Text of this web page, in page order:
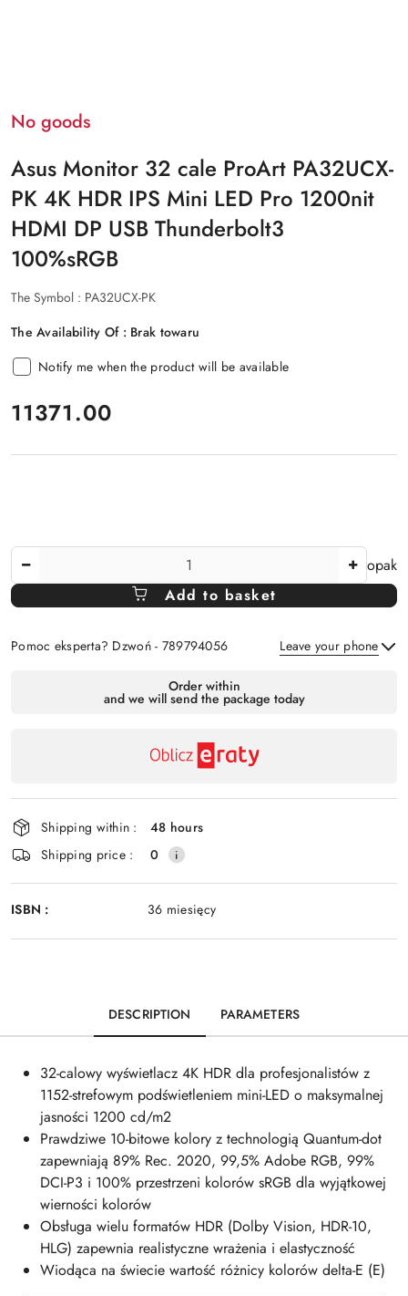
No goods
Asus Monitor 32 cale ProArt PA32UCX-
PK 4K HDR IPS Mini LED Pro 1200nit
HDMI DP USB Thunderbolt3
100%sRGB
The Symbol : PA32UCX-PK
The Availability Of : Brak towaru
Notify me when the product will be available
price:
11371.00
Amount
Of
opak
Add to basket
Pomoc eksperta? Dzwoń - 789794056 Leave your phone
Order within
and we will send the package today
Shipping within :
48 hours
Shipping price :
0
ISBN : 36 miesięcy
DESCRIPTION PARAMETERS
32-calowy wyświetlacz 4K HDR dla profesjonalistów z
1152-strefowym podświetleniem mini-LED o maksymalnej
jasności 1200 cd/m2
Prawdziwe 10-bitowe kolory z technologią Quantum-dot
zapewniają 89% Rec. 2020, 99,5% Adobe RGB, 99%
DCI-P3 i 100% przestrzeni kolorów sRGB dla wyjątkowej
wierności kolorów
Obsługa wielu formatów HDR (Dolby Vision, HDR-10,
HLG) zapewnia realistyczne wrażenia i elastyczność
Wiodąca na świecie wartość różnicy kolorów delta-E (E)